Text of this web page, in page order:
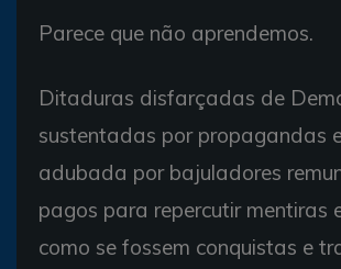
Parece que não aprendemos.
Ditaduras disfarçadas de
sustentadas por propagandas
adubada por bajuladores
pagos para repercutir mentiras
como se fossem conquistas e